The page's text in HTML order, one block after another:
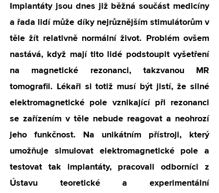
Implantáty jsou dnes již běžná součást medicíny
a řada lidí může díky nejrůznějším stimulátorům v
těle žít relativně normální život. Problém ovšem
nastává, když mají tito lidé podstoupit vyšetření
na magnetické rezonanci, takzvanou MR
tomografii. Lékaři si totiž musí být jistí, že silné
elektromagnetické pole vznikající při rezonanci
se zařízením v těle nebude reagovat a neohrozí
jeho funkčnost. Na unikátním přístroji, který
umožňuje simulovat elektromagnetické pole a
testovat tak implantáty, pracovali odborníci z
Ústavu teoretické a experimentální